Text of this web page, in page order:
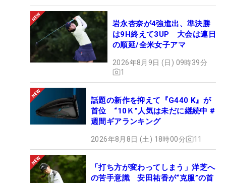
岩永杏奈が4強進出、準決勝
は9H終えて3UP 大会は連日
の順延/全米女子アマ
2026年8月9日 (日) 09時39分
1
話題の新作を抑えて『G440 K』が
首位 “10Ｋ”人気は未だに継続中 #
週間ギアランキング
2026年8月8日 (土) 18時00分 11
「打ち方が変わってしまう」洋芝へ
の苦手意識 安田祐香が“克服”の首